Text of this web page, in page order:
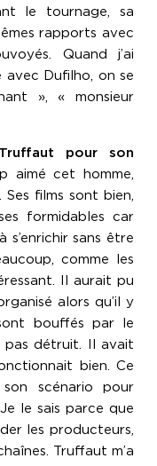
le tournage, sa
rapports avec
Quand j’ai
Dufilho, on se
», « monsieur
pour son
aimé cet homme,
Ses films sont bien,
formidables car
sans être
comme les
Il aurait pu
alors qu’il y
bouffés par le
pas détruit. Il avait
bien. Ce
scénario pour
le sais parce que
les producteurs,
Truffaut m’a